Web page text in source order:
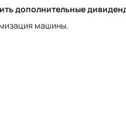
дополнительные
машины.